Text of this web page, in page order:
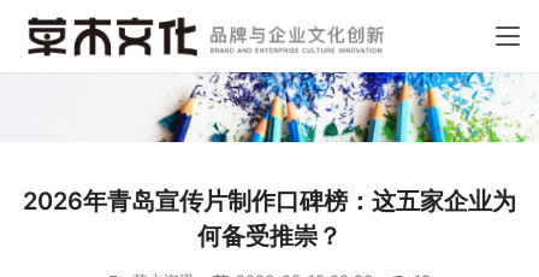
2026年青岛宣传片制作口碑榜：这五家企业为
何备受推崇？